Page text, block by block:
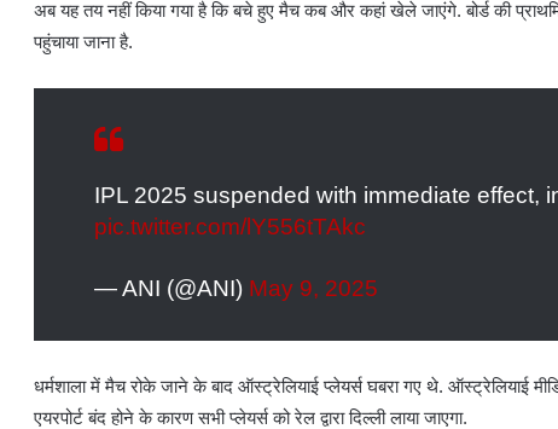
अब यह तय नहीं किया गया है कि बचे हुए मैच कब और कहां खेले जाएंगे. बोर्ड की
पहुंचाया जाना है.
IPL 2025 suspended with immediate effect,
pic.twitter.com/lY556tTAkc
— ANI (@ANI) May 9, 2025
धर्मशाला में मैच रोके जाने के बाद ऑस्ट्रेलियाई प्लेयर्स घबरा गए थे. ऑस्ट्रेलियाई
एयरपोर्ट बंद होने के कारण सभी प्लेयर्स को रेल द्वारा दिल्ली लाया जाएगा.